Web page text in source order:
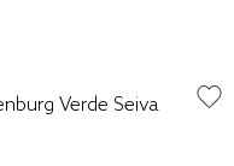
Verde Seiva